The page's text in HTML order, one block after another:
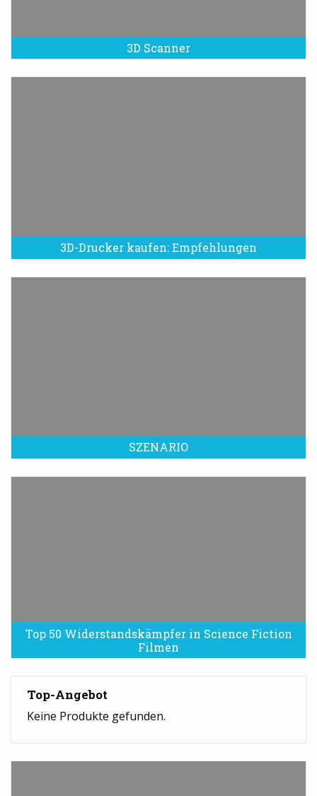
3D Scanner
3D-Drucker kaufen: Empfehlungen
SZENARIO
Top 50 Widerstandskämpfer in Science Fiction
Filmen
Top-Angebot
Keine Produkte gefunden.